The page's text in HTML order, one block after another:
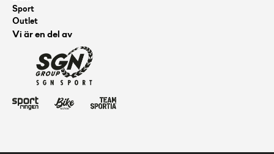
Sport
Outlet
Vi är en del av